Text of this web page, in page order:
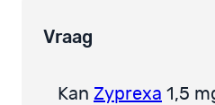
Vraag
Kan Zyprexa 1,5